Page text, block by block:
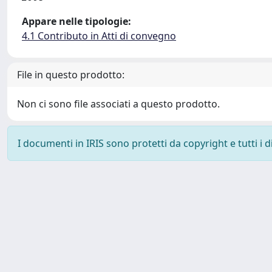
Appare nelle tipologie:
4.1 Contributo in Atti di convegno
File in questo prodotto:
Non ci sono file associati a questo prodotto.
I documenti in IRIS sono protetti da copyright e tutti i